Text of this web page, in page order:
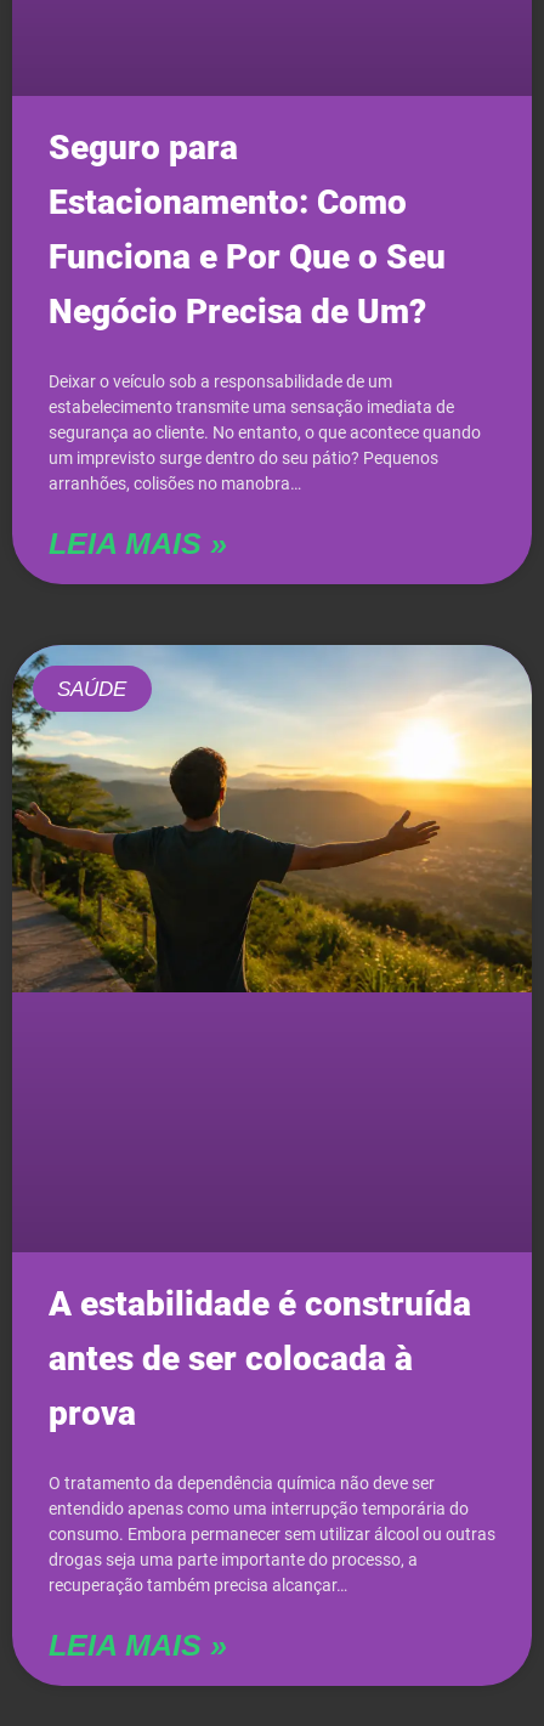
Seguro para
Estacionamento: Como
Funciona e Por Que o Seu
Negócio Precisa de Um?
Deixar o veículo sob a responsabilidade de um
estabelecimento transmite uma sensação imediata de
segurança ao cliente. No entanto, o que acontece quando
um imprevisto surge dentro do seu pátio? Pequenos
arranhões, colisões no manobra…
LEIA MAIS »
SAÚDE
A estabilidade é construída
antes de ser colocada à
prova
O tratamento da dependência química não deve ser
entendido apenas como uma interrupção temporária do
consumo. Embora permanecer sem utilizar álcool ou outras
drogas seja uma parte importante do processo, a
recuperação também precisa alcançar…
LEIA MAIS »